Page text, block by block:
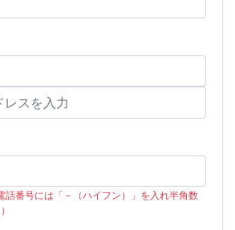
番号には「－（ハイフン）」を入れ半角数